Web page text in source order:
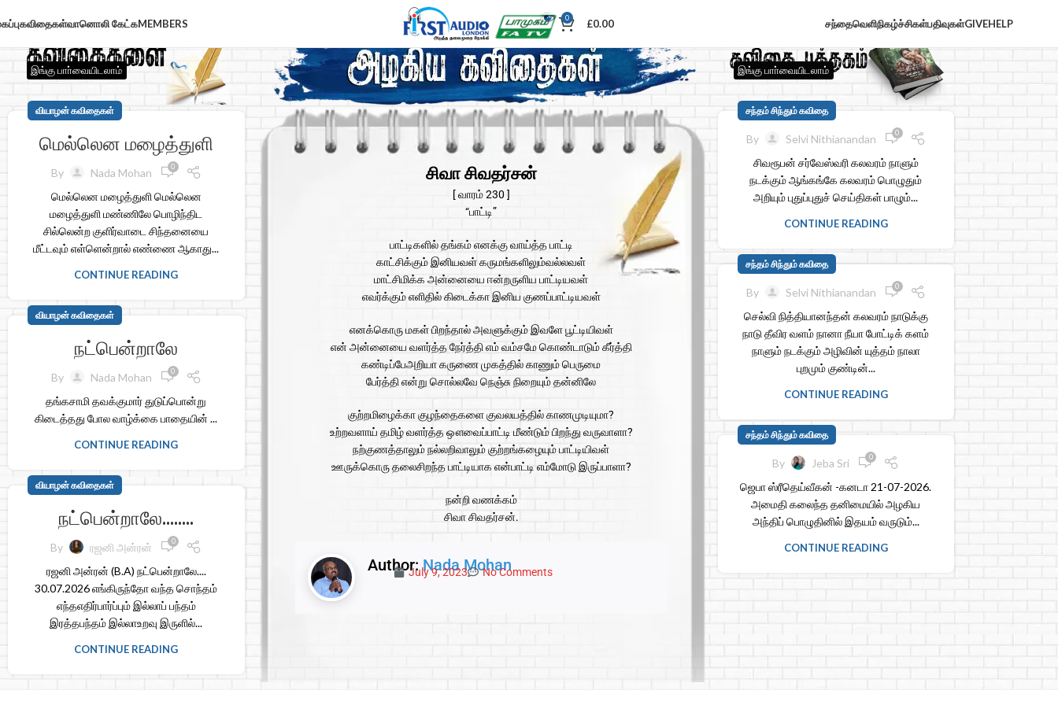
கவிதைகள்வானொலி கேட்கMEMBERS 0 £0.00 சந்தைவெளிநிகழ்ச்சிகள்பதிவுகள்GIVEHELP
இங்கு பாா்வையிடலாம் இங்கு பாா்வையிடலாம்
வியாழன் கவிதைகள்
மெல்லென மழைத்துளி
By Nada Mohan 0
மெல்லென மழைத்துளி மெல்லென
மழைத்துளி மண்ணிலே பொழிந்திட
சில்லென்ற குளிர்வாடை சிந்தனையை
மீட்டவும் எள்ளென்றால் எண்ணை ஆகாது...
CONTINUE READING
வியாழன் கவிதைகள்
நட்பென்றாலே
By Nada Mohan 0
தங்கசாமி தவக்குமார் துடுப்பொன்று
கிடைத்தது போல வாழ்க்கை பாதையின் ...
CONTINUE READING
வியாழன் கவிதைகள்
நட்பென்றாலே……..
By ரஜனி அன்ரன் 0
ரஜனி அன்ரன் (B.A) நட்பென்றாலே....
30.07.2026 எங்கிருந்தோ வந்த சொந்தம்
எந்தஎதிர்பார்ப்பும் இல்லாப் பந்தம்
இரத்தபந்தம் இல்லாஉறவு இருளில்...
CONTINUE READING
சிவா சிவதர்சன்
[ வாரம் 230 ]
“பாட்டி”
பாட்டிகளில் தங்கம் எனக்கு வாய்த்த பாட்டி
காட்சிக்கும் இனியவள் கருமங்களிலும்வல்லவள்
மாட்சிமிக்க அன்னையை ஈன்றருளிய பாட்டியவள்
எவர்க்கும் எளிதில் கிடைக்கா இனிய குணப்பாட்டியவள்
எனக்கொரு மகள் பிறந்தால் அவளுக்கும் இவளே பூட்டியிவள்
என் அன்னையை வளர்த்த நேர்த்தி எம் வம்சமே கொண்டாடும் கீர்த்தி
கண்டிப்பேஅறியா கருணை முகத்தில் காணும் பெருமை
பேர்த்தி என்று சொல்லவே நெஞ்சு நிறையும் தன்னிலே
குற்றமிழைக்கா குழந்தைகளை குவலயத்தில் காணமுடியுமா?
உற்றவளாய் தமிழ் வளர்த்த ஔவைப்பாட்டி மீண்டும் பிறந்து வருவாளா?
நற்குணத்தாலும் நல்லறிவாலும் குற்றங்கழையும் பாட்டியிவள்
ஊருக்கொரு தலைசிறந்த பாட்டியாக என்பாட்டி எம்மோடு இருப்பாளா?
நன்றி வணக்கம்
சிவா சிவதர்சன்.
Author:Nada Mohan
July 9, 2023 No Comments
சந்தம் சிந்தும் கவிதை
By Selvi Nithianandan 0
சிவரூபன் சர்வேஸ்வரி கலவரம் நாளும்
நடக்கும் ஆங்கங்கே கலவரம் பொழுதும்
அறியும் புதுப்புதுச் செய்திகள் பாழும்...
CONTINUE READING
சந்தம் சிந்தும் கவிதை
By Selvi Nithianandan 0
செல்வி நித்தியானந்தன் கலவரம் நாடுக்கு
நாடு தீவிர வளம் நானா நீயா போட்டிக் களம்
நாளும் நடக்கும் அழிவின் யுத்தம் நாலா
புறமும் குண்டின்...
CONTINUE READING
சந்தம் சிந்தும் கவிதை
By Jeba Sri 0
ஜெபா ஸ்ரீதெய்வீகன் -கனடா 21-07-2026.
அமைதி கலைந்த தனிமையில் அழகிய
அந்திப் பொழுதினில் இதயம் வருடும்...
CONTINUE READING